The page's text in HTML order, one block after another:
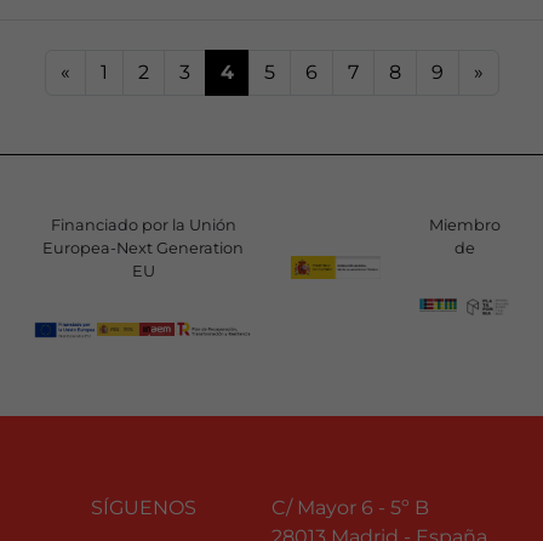
« 1 2 3 4 5 6 7 8 9 »
Financiado por la Unión
Europea-Next Generation
EU
Miembro
de
SÍGUENOS
C/ Mayor 6 - 5º B
28013 Madrid - España